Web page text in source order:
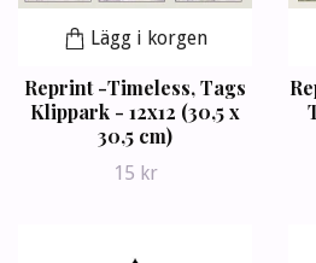
Lägg i korgen
Reprint -Timeless, Tags
Klippark - 12x12 (30,5 x
30,5 cm)
15 kr